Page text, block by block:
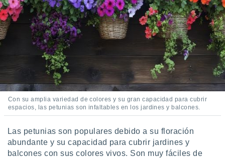
Con su amplia variedad de colores y su gran capacidad para cubrir
espacios, las petunias son infaltables en los jardines y balcones.
Las petunias son populares debido a su floración
abundante y su capacidad para cubrir jardines y
balcones con sus colores vivos. Son muy fáciles de